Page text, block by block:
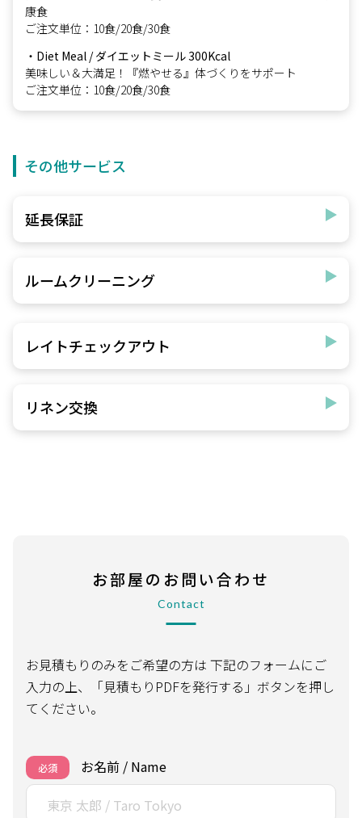
康食
ご注文単位：10食/20食/30食
・Diet Meal / ダイエットミール 300Kcal
美味しい＆大満足！『燃やせる』体づくりをサポート
ご注文単位：10食/20食/30食
その他サービス
延長保証
ルームクリーニング
レイトチェックアウト
リネン交換
お部屋のお問い合わせ
Contact
お見積もりのみをご希望の方は 下記のフォームにご
入力の上、「見積もりPDFを発行する」ボタンを押し
てください。
必須 お名前 / Name